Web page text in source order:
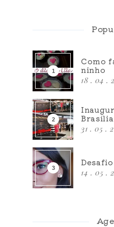
Como
ninho
18 . 04 .
Brasília
31 . 05 .
14 . 05 .